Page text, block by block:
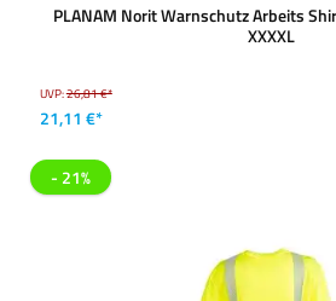
PLANAM Norit Warnschutz Arbeits
XXXXL
UVP:26,81 €*
21,11 €*
- 21%